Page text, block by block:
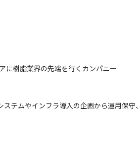
に樹脂業界の先端を行くカンパニー
テムやインフラ導入の企画から運用保守